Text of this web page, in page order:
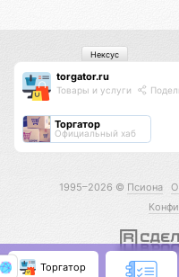
torgator.ru
Товары и услуги
Торгатор
Официальный хаб
Нексус
1995–2026 © Псиона О
Торгатор